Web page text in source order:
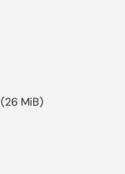
(26 MiB)